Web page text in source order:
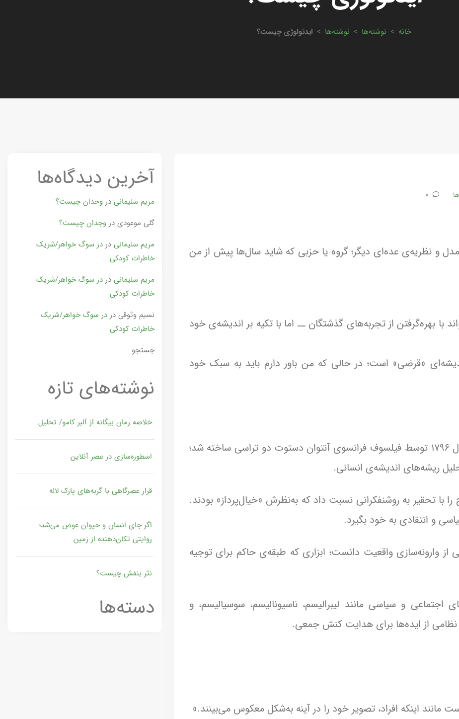
خانه > نوشته‌ها > نوشته‌ها > ایدئولوژی چیست؟
0
و نظریه‌ی عده‌ای دیگر؛ گروه یا حزبی که شاید سال‌ها پیش از من
با بهره‌گرفتن از تجربه‌های گذشتگان ــ اما با تکیه بر اندیشه‌ی خود
«قرضی» است؛ در حالی که من باور دارم باید به سبک خود
آغاز تاریخی: واژه‌ی idéologie نخستین‌بار در سال ۱۷۹۶ توسط فیلسوف فرانسوی آنتوان دستوت دو تراسی ساخته شد؛
ریشه‌های اندیشه‌ی انسانی.
با تحقیر به روشنفکرانی نسبت داد که به‌نظرش «خیال‌پرداز» بودند.
و انتقادی به خود بگیرد.
وارونه‌سازی واقعیت دانست؛ ابزاری که طبقه‌ی حاکم برای توجیه
و سیاسی مانند لیبرالیسم، ناسیونالیسم، سوسیالیسم، و
نظامی از ایده‌ها برای هدایت کنش جمعی.
مانند اینکه افراد، تصویر خود را در آینه به‌شکل معکوس می‌بینند.»
آخرین دیدگاه‌ها
مریم سلیمانی دروجدان چیست؟
گلی موعودی دروجدان چیست؟
مریم سلیمانی دردر سوگ خواهر/شریک
خاطرات کودکی
مریم سلیمانی دردر سوگ خواهر/شریک
خاطرات کودکی
نسیم وثوقی دردر سوگ خواهر/شریک
خاطرات کودکی
جستجو
نوشته‌های تازه
خلاصه رمان بیگانه از آلبر کامو/ تحلیل
اسطوره‌سازی در عصر آنلاین
قرار عصرگاهی با گربه‌های پارک لاله
اگر جای انسان و حیوان عوض می‌شد؛
روایتی تکان‌دهنده از زمین
نثر بنفش چیست؟
دسته‌ها